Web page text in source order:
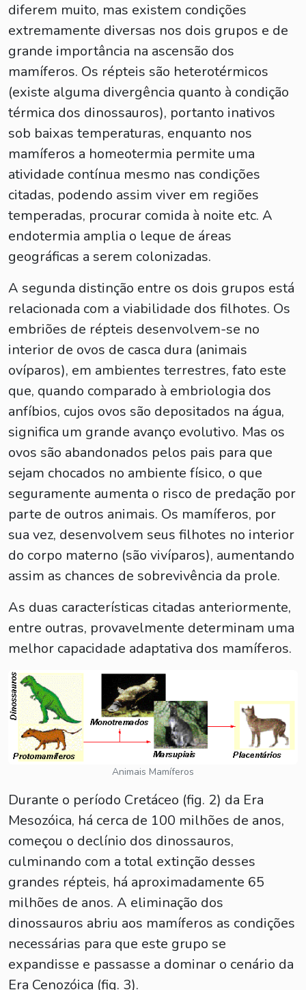
diferem muito, mas existem condições
extremamente diversas nos dois grupos e de
grande importância na ascensão dos
mamíferos. Os répteis são heterotérmicos
(existe alguma divergência quanto à condição
térmica dos dinossauros), portanto inativos
sob baixas temperaturas, enquanto nos
mamíferos a homeotermia permite uma
atividade contínua mesmo nas condições
citadas, podendo assim viver em regiões
temperadas, procurar comida à noite etc. A
endotermia amplia o leque de áreas
geográficas a serem colonizadas.
A segunda distinção entre os dois grupos está
relacionada com a viabilidade dos filhotes. Os
embriões de répteis desenvolvem-se no
interior de ovos de casca dura (animais
ovíparos), em ambientes terrestres, fato este
que, quando comparado à embriologia dos
anfíbios, cujos ovos são depositados na água,
significa um grande avanço evolutivo. Mas os
ovos são abandonados pelos pais para que
sejam chocados no ambiente físico, o que
seguramente aumenta o risco de predação por
parte de outros animais. Os mamíferos, por
sua vez, desenvolvem seus filhotes no interior
do corpo materno (são vivíparos), aumentando
assim as chances de sobrevivência da prole.
As duas características citadas anteriormente,
entre outras, provavelmente determinam uma
melhor capacidade adaptativa dos mamíferos.
Animais Mamíferos
Durante o período Cretáceo (fig. 2) da Era
Mesozóica, há cerca de 100 milhões de anos,
começou o declínio dos dinossauros,
culminando com a total extinção desses
grandes répteis, há aproximadamente 65
milhões de anos. A eliminação dos
dinossauros abriu aos mamíferos as condições
necessárias para que este grupo se
expandisse e passasse a dominar o cenário da
Era Cenozóica (fig. 3).